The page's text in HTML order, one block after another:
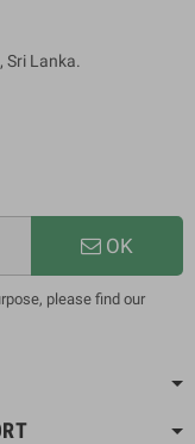
Sri Lanka.
OK
please find our